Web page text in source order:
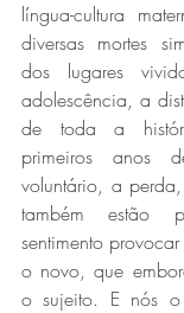
língua-cultura
diversas mortes
dos lugares
adolescência, a
de toda a
primeiros anos
voluntário, a
também estão
sentimento
o novo, que
o sujeito. E nós